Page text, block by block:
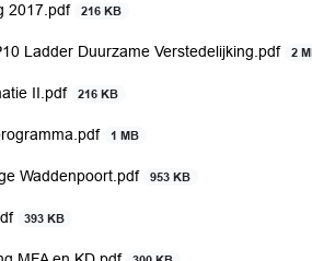
2017.pdf 216 KB
Ladder Duurzame Verstedelijking.pdf 2
II.pdf 216 KB
1 MB
Waddenpoort.pdf 953 KB
393 KB